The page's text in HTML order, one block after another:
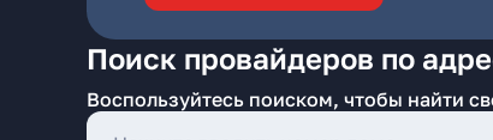
Поиск провайдеров по
Воспользуйтесь поиском, чтобы найти